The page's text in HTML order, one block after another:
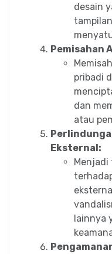
desain
Pemisahan
pribadi
dan
atau
Eksternal:
Menjadi
lainnya